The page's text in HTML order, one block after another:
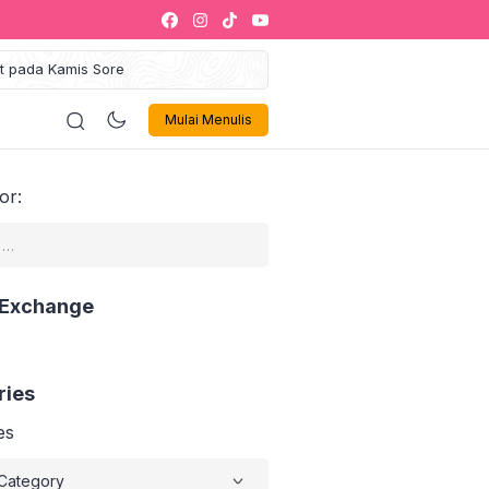
pada Kamis Sore
Maulid Akbar 2025
Jadi Muzakki
Sukses Siap Jadi Ikon
Leadership Training
Inovasi dan Tata Kelola
Mulai Menulis
Politik Olahraga Musik 🎶